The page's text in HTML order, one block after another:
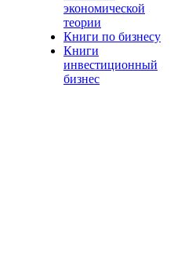
экономической
теории
Книги по бизнесу
Книги
инвестиционный
бизнес